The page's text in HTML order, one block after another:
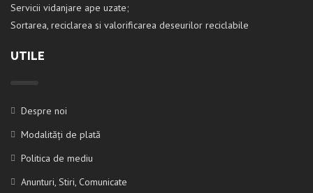
Servicii vidanjare ape uzate;
Sortarea, reciclarea si valorificarea deseurilor reciclabile
UTILE
Despre noi
Modalități de plată
Politica de mediu
Anunturi, Stiri, Comunicate